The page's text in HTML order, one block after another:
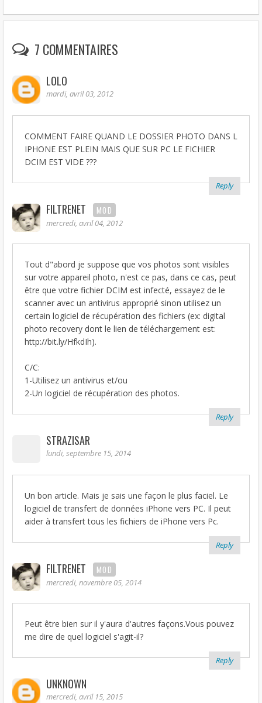
o
o
A
p
e
r
r
e
7 COMMENTAIRES
LOLO
mardi, avril 03, 2012
COMMENT FAIRE QUAND LE DOSSIER PHOTO DANS L
IPHONE EST PLEIN MAIS QUE SUR PC LE FICHIER
DCIM EST VIDE ???
Reply
FILTRENET MOD
mercredi, avril 04, 2012
Tout d"abord je suppose que vos photos sont visibles
sur votre appareil photo, n'est ce pas, dans ce cas, peut
être que votre fichier DCIM est infecté, essayez de le
scanner avec un antivirus approprié sinon utilisez un
certain logiciel de récupération des fichiers (ex: digital
photo recovery dont le lien de téléchargement est:
http://bit.ly/HfkdIh).
C/C:
1-Utilisez un antivirus et/ou
2-Un logiciel de récupération des photos.
Reply
STRAZISAR
lundi, septembre 15, 2014
Un bon article. Mais je sais une façon le plus faciel. Le
logiciel de transfert de données iPhone vers PC. Il peut
aider à transfert tous les fichiers de iPhone vers Pc.
Reply
FILTRENET MOD
mercredi, novembre 05, 2014
Peut être bien sur il y'aura d'autres façons.Vous pouvez
me dire de quel logiciel s'agit-il?
Reply
UNKNOWN
mercredi, avril 15, 2015